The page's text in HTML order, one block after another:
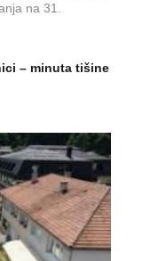
na 31.
– minuta tišine